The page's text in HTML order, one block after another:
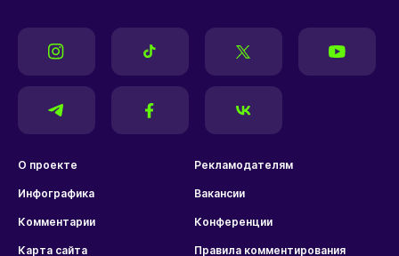
О проекте Рекламодателям
Инфографика Вакансии
Комментарии Конференции
Карта сайта Правила комментирования